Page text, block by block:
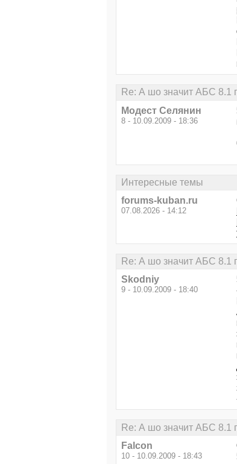
Re: А шо значит AБC 8.1
Модест Селянин
8 - 10.09.2009 - 18:36
Интересные темы
forums-kuban.ru
07.08.2026 - 14:12
Re: А шо значит AБC 8.1
Skodniy
9 - 10.09.2009 - 18:40
Re: А шо значит AБC 8.1
Falcon
10 - 10.09.2009 - 18:43